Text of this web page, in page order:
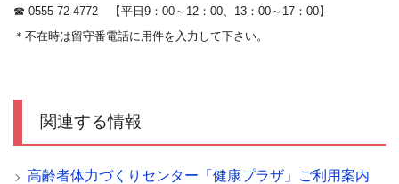
☎ 0555‐72‐4772 【平日9：00～12：00、13：00～17：00】
＊不在時は留守番電話に用件を入力して下さい。
関連する情報
高齢者体力づくりセンター「健康プラザ」ご利用案内